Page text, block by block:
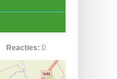
Reacties: 0